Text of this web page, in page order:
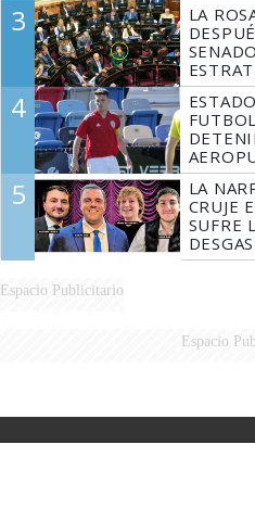
3
LA
4
5
LA
CRUJE
SUFRE
Espacio Publicitario
Espacio